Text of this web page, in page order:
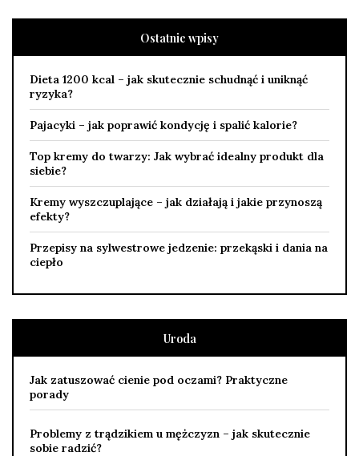
Ostatnie wpisy
Dieta 1200 kcal – jak skutecznie schudnąć i uniknąć
ryzyka?
Pajacyki – jak poprawić kondycję i spalić kalorie?
Top kremy do twarzy: Jak wybrać idealny produkt dla
siebie?
Kremy wyszczuplające – jak działają i jakie przynoszą
efekty?
Przepisy na sylwestrowe jedzenie: przekąski i dania na
ciepło
Uroda
Jak zatuszować cienie pod oczami? Praktyczne
porady
Problemy z trądzikiem u mężczyzn – jak skutecznie
sobie radzić?